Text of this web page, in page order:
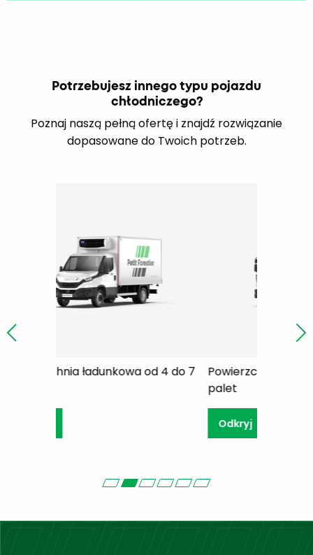
Potrzebujesz innego typu pojazdu
chłodniczego?
Poznaj naszą pełną ofertę i znajdź rozwiązanie
dopasowane do Twoich potrzeb.
od 4 do 7
Powierzchnia ładunkowa od 8 do 9